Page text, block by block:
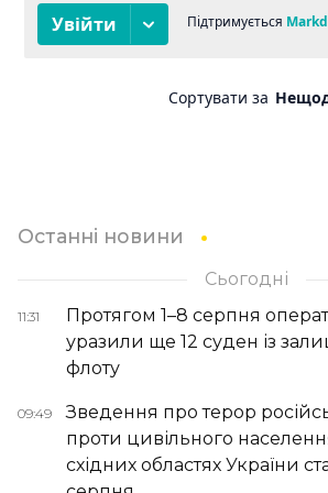
Останні новини
Сьогодні
11:31
Протягом 1–8 серпня
уразили ще 12 суден із
флоту
09:49
Зведення про терор
проти цивільного
східних областях України